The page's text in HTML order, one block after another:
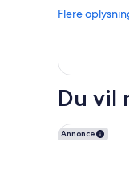
Flere
Flere
Du vil
Annonce
JR KYUSHU